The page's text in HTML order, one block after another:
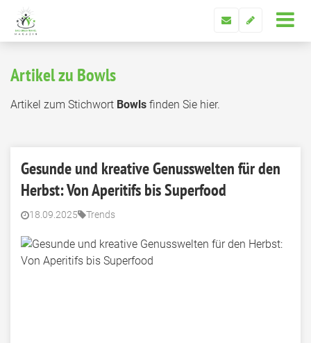
Artikel zu Bowls
Artikel zum Stichwort Bowls finden Sie hier.
Gesunde und kreative Genusswelten für den
Herbst: Von Aperitifs bis Superfood
18.09.2025 Trends